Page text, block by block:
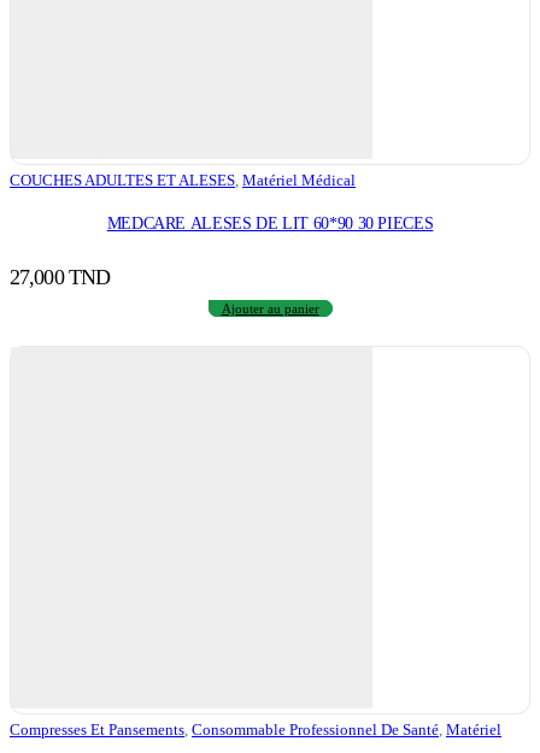
COUCHES ADULTES ET ALESES Matériel Médical
MEDCARE ALESES DE LIT 60*90 30 PIECES
27,000TND
Ajouter au panier
Compresses Et Pansements, Consommable Professionnel De Santé, Matériel